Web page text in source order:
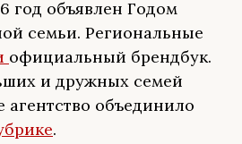
год объявлен Годом
семьи. Региональные
официальный брендбук.
и дружных семей
объединило
.